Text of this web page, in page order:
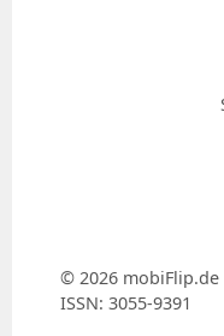
© 2026 mobiFlip.de
ISSN: 3055​-​9391